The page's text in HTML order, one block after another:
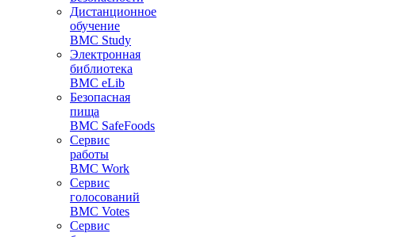
Дистанционное
обучение
BMC Study
Электронная
библиотека
BMC eLib
Безопасная
пища
BMC SafeFoods
Сервис
работы
BMC Work
Сервис
голосований
BMC Votes
Сервис